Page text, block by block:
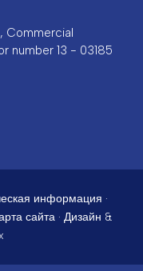
Commercial
number 13 - 03185
информация ·
сайта· Дизайн &